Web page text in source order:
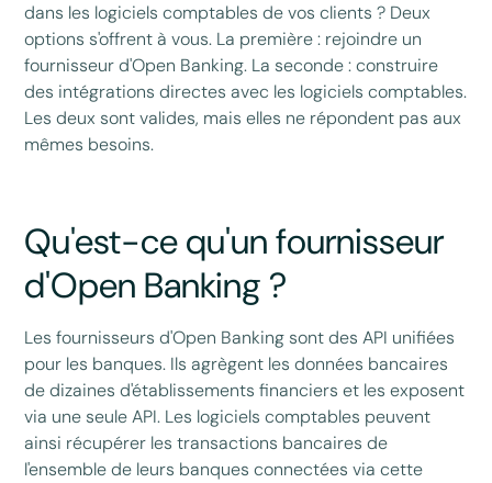
dans les logiciels comptables de vos clients ? Deux
options s'offrent à vous. La première : rejoindre un
fournisseur d'Open Banking. La seconde : construire
des intégrations directes avec les logiciels comptables.
Les deux sont valides, mais elles ne répondent pas aux
mêmes besoins.
Qu'est-ce qu'un fournisseur
d'Open Banking ?
Les fournisseurs d'Open Banking sont des API unifiées
pour les banques. Ils agrègent les données bancaires
de dizaines d'établissements financiers et les exposent
via une seule API. Les logiciels comptables peuvent
ainsi récupérer les transactions bancaires de
l'ensemble de leurs banques connectées via cette